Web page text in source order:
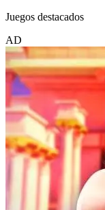
Juegos destacados
AD